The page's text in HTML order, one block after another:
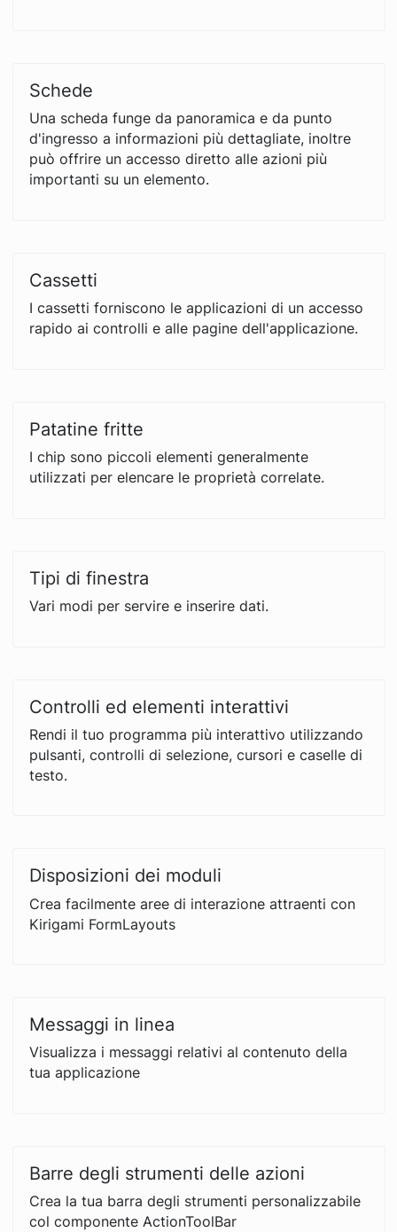
Schede
Una scheda funge da panoramica e da punto
d'ingresso a informazioni più dettagliate, inoltre
può offrire un accesso diretto alle azioni più
importanti su un elemento.
Cassetti
I cassetti forniscono le applicazioni di un accesso
rapido ai controlli e alle pagine dell'applicazione.
Patatine fritte
I chip sono piccoli elementi generalmente
utilizzati per elencare le proprietà correlate.
Tipi di finestra
Vari modi per servire e inserire dati.
Controlli ed elementi interattivi
Rendi il tuo programma più interattivo utilizzando
pulsanti, controlli di selezione, cursori e caselle di
testo.
Disposizioni dei moduli
Crea facilmente aree di interazione attraenti con
Kirigami FormLayouts
Messaggi in linea
Visualizza i messaggi relativi al contenuto della
tua applicazione
Barre degli strumenti delle azioni
Crea la tua barra degli strumenti personalizzabile
col componente ActionToolBar